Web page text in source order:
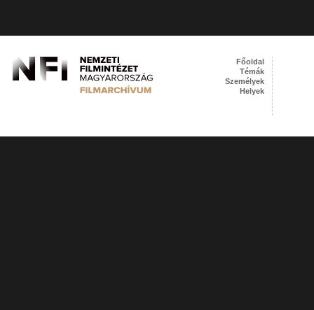
Főoldal
Témák
Személyek
Helyek